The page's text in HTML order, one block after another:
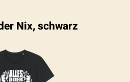
Nix, schwarz